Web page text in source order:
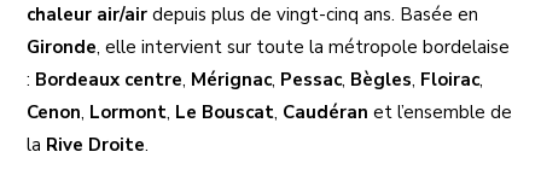
chaleur air/airdepuis plus de vingt-cinq ans. Basée en
Gironde, elle intervient sur toute la métropole bordelaise
: Bordeaux centre, Mérignac, Pessac, Bègles, Floirac,
Cenon, Lormont, Le Bouscat, Caudéranet l’ensemble de
la Rive Droite.